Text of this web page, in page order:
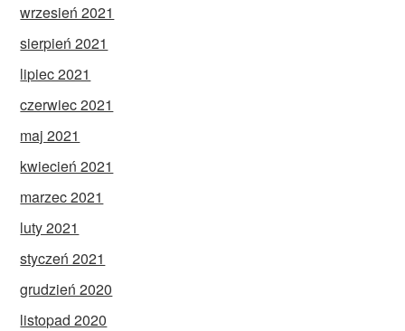
wrzesień 2021
sierpień 2021
lipiec 2021
czerwiec 2021
maj 2021
kwiecień 2021
marzec 2021
luty 2021
styczeń 2021
grudzień 2020
listopad 2020